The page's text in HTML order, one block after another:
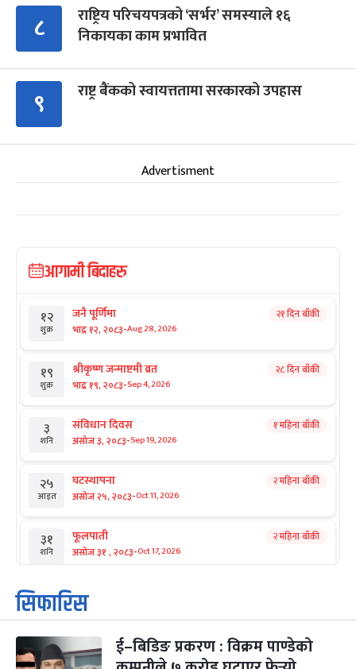
८
राष्ट्रिय परिचयपत्रको ‘सर्भर’ समस्याले १६
निकायका काम प्रभावित
९ राष्ट्र बैंकको स्वायत्ततामा सरकारको उपहास
Advertisment
आगामी बिदाहरु
१२
शुक्र
जनै पूर्णिमा
भाद्र १२, २०८३-Aug 28, 2026
२१ दिन बाँकी
१९
शुक्र
श्रीकृष्ण जन्माष्टमी व्रत
भाद्र १९, २०८३-Sep 4, 2026
२८ दिन बाँकी
३
शनि
संविधान दिवस
असोज ३, २०८३-Sep 19, 2026
१ महिना बाँकी
२५
आइत
घटस्थापना
असोज २५, २०८३-Oct 11, 2026
२ महिना बाँकी
३१
शनि
फूलपाती
असोज ३१ , २०८३-Oct 17, 2026
२ महिना बाँकी
१
आइत
कार्तिक सङ्क्रान्ति
कार्तिक १, २०८३
३
मंगल
महानवमी
कार्तिक ३, २०८३-Oct 20, 2026
२ महिना बाँकी
सिफारिस
ई–बिडिङ प्रकरण : विक्रम पाण्डेको